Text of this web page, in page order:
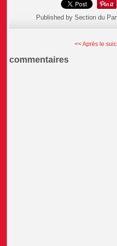
Published by Section du
<< Après le
commentaires